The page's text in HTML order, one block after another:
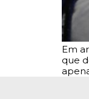
Em
que